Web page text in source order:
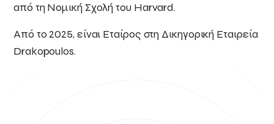
από τη Νομική Σχολή του Harvard.
Από το 2025, είναι Εταίρος στη Δικηγορική Εταιρεία
Drakopoulos.